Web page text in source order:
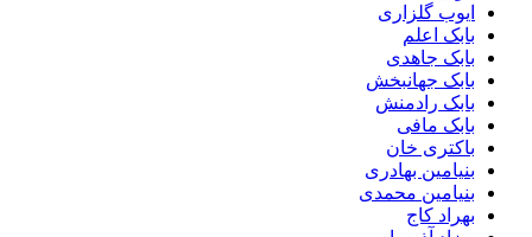
ایوب گلزاری
بابک اعلم
بابک جاهدی
بابک جهانبخش
بابک رادمنش
بابک مافی
باکتری خان
بنیامین بهادری
بنیامین محمدی
بهراد کاج